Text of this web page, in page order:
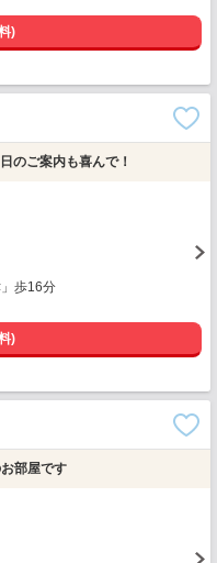
)
のご案内も喜んで！
歩16分
)
部屋です